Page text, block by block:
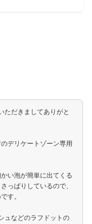
ただきましてありがと
デリケートゾーン専用
い泡が簡単に出てくる
っぱりしているので、
す。
ュなどのラフドットの